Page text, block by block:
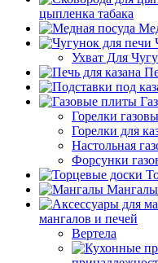
цыпленка табака
Ухват Для
Горелки
Горелки для
Настольная
Форсунки
Мангалы
мангалов и печей
Вертела